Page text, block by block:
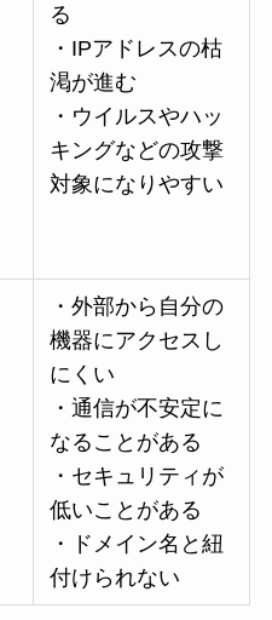
る
・IPアドレスの枯
渇が進む
・ウイルスやハッ
キングなどの攻撃
対象になりやすい
・外部から自分の
機器にアクセスし
にくい
・通信が不安定に
なることがある
・セキュリティが
低いことがある
・ドメイン名と紐
付けられない